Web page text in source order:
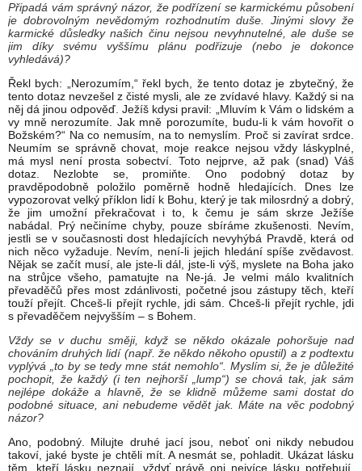
Připadá vám správný názor, že podřízení se karmickému působení
je dobrovolným nevědomým rozhodnutím duše. Jinými slovy že
karmické důsledky našich činu nejsou nevyhnutelné, ale duše se
jim díky svému vyššímu plánu podřizuje (nebo je dokonce
vyhledává)?
Řekl bych: „Nerozumím,“ řekl bych, že tento dotaz je zbytečný, že
tento dotaz nevzešel z čisté mysli, ale ze zvídavé hlavy. Každý si na
něj dá jinou odpověď. Ježíš kdysi pravil: „Mluvím k Vám o lidském a
vy mně nerozumíte. Jak mně porozumíte, budu-li k vám hovořit o
Božském?“ Na co nemusím, na to nemyslím. Proč si zavírat srdce.
Neumím se správně chovat, moje reakce nejsou vždy láskyplné,
má mysl není prosta sobectví. Toto nejprve, až pak (snad) Váš
dotaz. Nezlobte se, promiňte. Ono podobný dotaz by
pravděpodobně položilo poměrně hodně hledajících. Dnes lze
vypozorovat velký příklon lidí k Bohu, který je tak milosrdný a dobrý,
že jim umožní překračovat i to, k čemu je sám skrze Ježíše
nabádal. Prý nečiníme chyby, pouze sbíráme zkušenosti. Nevím,
jestli se v současnosti dost hledajících nevyhýbá Pravdě, která od
nich něco vyžaduje. Nevím, není-li jejich hledání spíše zvědavost.
Nějak se začít musí, ale jste-li dál, jste-li výš, myslete na Boha jako
na strůjce všeho, pamatujte na Ne-já. Je velmi málo kvalitních
převaděčů přes most zdánlivosti, početné jsou zástupy těch, kteří
touží přejít. Chceš-li přejít rychle, jdi sám. Chceš-li přejít rychle, jdi
s převaděčem nejvyšším – s Bohem.
Vždy se v duchu směji, když se někdo okázale pohoršuje nad
chováním druhých lidí (např. že někdo někoho opustil) a z podtextu
vyplývá „to by se tedy mne stát nemohlo“. Myslím si, že je důležité
pochopit, že každý (i ten nejhorší „lump“) se chová tak, jak sám
nejlépe dokáže a hlavně, že se klidně můžeme sami dostat do
podobné situace, ani nebudeme vědět jak. Máte na věc podobný
názor?
Ano, podobný. Milujte druhé jací jsou, neboť oni nikdy nebudou
takoví, jaké byste je chtěli mít. A nesmát se, pohladit. Ukázat lásku
těm, kteří lásku neznají, vždyť právě oni nejvíce lásku potřebují.